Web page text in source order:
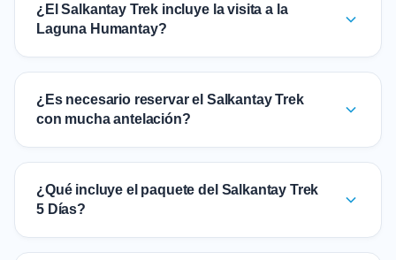
¿El Salkantay Trek incluye la visita a la
Laguna Humantay?
¿Es necesario reservar el Salkantay Trek
con mucha antelación?
¿Qué incluye el paquete del Salkantay Trek
5 Días?